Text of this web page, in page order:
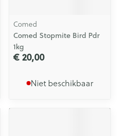
Comed
Comed Stopmite Bird Pdr
1kg
€ 20,00
Niet beschikbaar